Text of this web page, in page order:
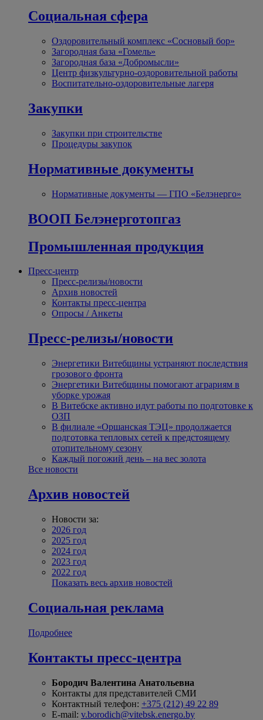
Социальная сфера
Оздоровительный комплекс «Сосновый бор»
Загородная база «Гомель»
Загородная база «Добромысли»
Центр физкультурно-оздоровительной работы
Воспитательно-оздоровительные лагеря
Закупки
Закупки при строительстве
Процедуры закупок
Нормативные документы
Нормативные документы — ГПО «Белэнерго»
ВООП Белэнерготопгаз
Промышленная продукция
Пресс-центр
Пресс-релизы/новости
Архив новостей
Контакты пресс-центра
Опросы / Анкеты
Пресс-релизы/новости
Энергетики Витебщины устраняют последствия
грозового фронта
Энергетики Витебщины помогают аграриям в
уборке урожая
В Витебске активно идут работы по подготовке к
ОЗП
В филиале «Оршанская ТЭЦ» продолжается
подготовка тепловых сетей к предстоящему
отопительному сезону
Каждый погожий день – на вес золота
Все новости
Архив новостей
Новости за:
2026 год
2025 год
2024 год
2023 год
2022 год
Показать весь архив новостей
Социальная реклама
Подробнее
Контакты пресс-центра
Бородич Валентина Анатольевна
Контакты для представителей СМИ
Контактный телефон: +375 (212) 49 22 89
E-mail: v.borodich@vitebsk.energo.by